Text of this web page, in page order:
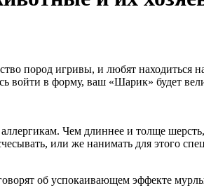
пород игривы, и любят находиться
войти в форму, ваш «Шарик» будет
Чем длиннее и толще
или же нанимать для этого
об успокаивающем эффекте